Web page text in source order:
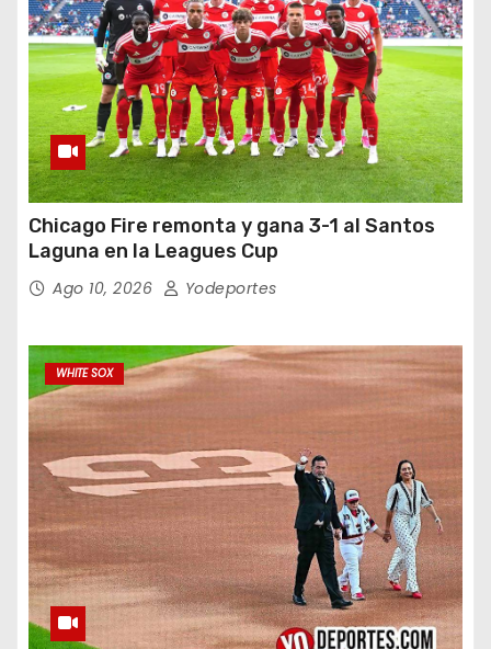
Chicago Fire remonta y gana 3-1 al Santos
Laguna en la Leagues Cup
Ago 10, 2026 Yodeportes
WHITE SOX